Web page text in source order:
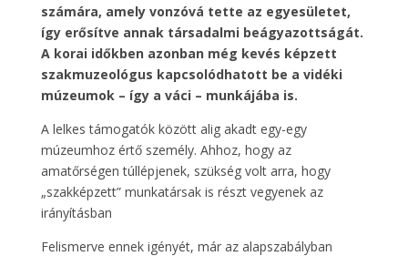
számára, amely vonzóvá tette az egyesületet,
így erősítve annak társadalmi beágyazottságát.
A korai időkben azonban még kevés képzett
szakmuzeológus kapcsolódhatott be a vidéki
múzeumok – így a váci – munkájába is.
A lelkes támogatók között alig akadt egy-egy
múzeumhoz értő személy. Ahhoz, hogy az
amatőrségen túllépjenek, szükség volt arra, hogy
„szakképzett” munkatársak is részt vegyenek az
irányításban
Felismerve ennek igényét, már az alapszabályban